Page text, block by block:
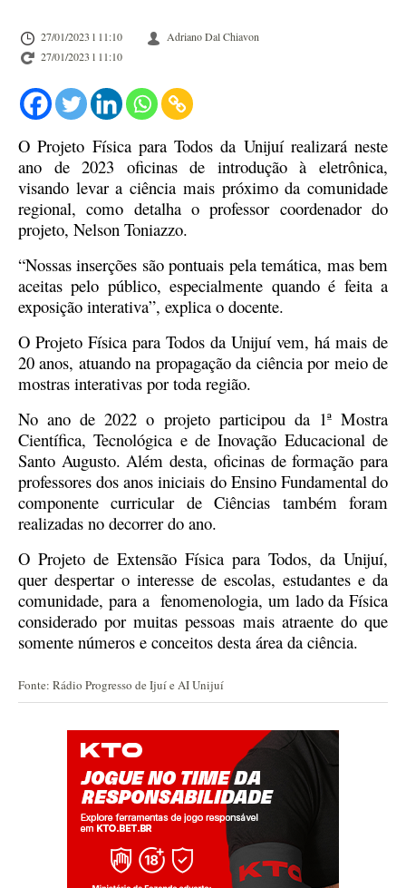
27/01/2023 l 11:10
Adriano Dal Chiavon
27/01/2023 l 11:10
O Projeto Física para Todos da Unijuí realizará neste
ano de 2023 oficinas de introdução à eletrônica,
visando levar a ciência mais próximo da comunidade
regional, como detalha o professor coordenador do
projeto, Nelson Toniazzo.
“Nossas inserções são pontuais pela temática, mas bem
aceitas pelo público, especialmente quando é feita a
exposição interativa”, explica o docente.
O Projeto Física para Todos da Unijuí vem, há mais de
20 anos, atuando na propagação da ciência por meio de
mostras interativas por toda região.
No ano de 2022 o projeto participou da 1ª Mostra
Científica, Tecnológica e de Inovação Educacional de
Santo Augusto. Além desta, oficinas de formação para
professores dos anos iniciais do Ensino Fundamental do
componente curricular de Ciências também foram
realizadas no decorrer do ano.
O Projeto de Extensão Física para Todos, da Unijuí,
quer despertar o interesse de escolas, estudantes e da
comunidade, para a fenomenologia, um lado da Física
considerado por muitas pessoas mais atraente do que
somente números e conceitos desta área da ciência.
Fonte: Rádio Progresso de Ijuí e AI Unijuí